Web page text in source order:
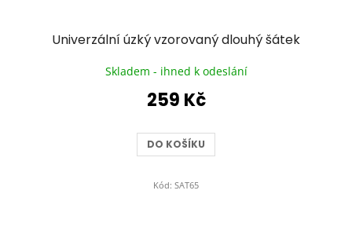
Univerzální úzký vzorovaný dlouhý šátek
Skladem - ihned k odeslání
259 Kč
DO KOŠÍKU
Kód: SAT65